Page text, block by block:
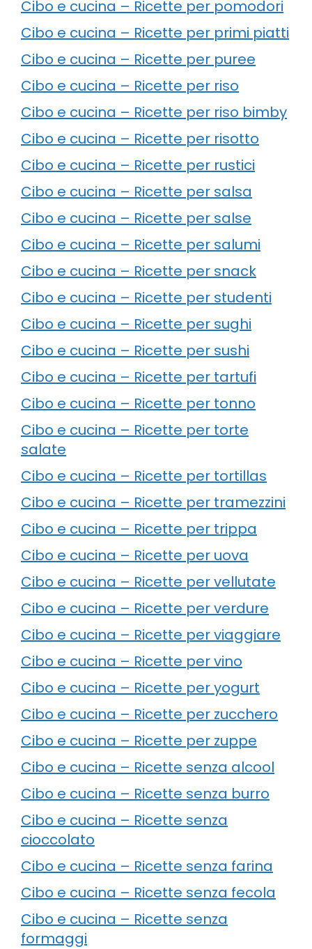
Cibo e cucina – Ricette per pomodori
Cibo e cucina – Ricette per primi piatti
Cibo e cucina – Ricette per puree
Cibo e cucina – Ricette per riso
Cibo e cucina – Ricette per riso bimby
Cibo e cucina – Ricette per risotto
Cibo e cucina – Ricette per rustici
Cibo e cucina – Ricette per salsa
Cibo e cucina – Ricette per salse
Cibo e cucina – Ricette per salumi
Cibo e cucina – Ricette per snack
Cibo e cucina – Ricette per studenti
Cibo e cucina – Ricette per sughi
Cibo e cucina – Ricette per sushi
Cibo e cucina – Ricette per tartufi
Cibo e cucina – Ricette per tonno
Cibo e cucina – Ricette per torte
salate
Cibo e cucina – Ricette per tortillas
Cibo e cucina – Ricette per tramezzini
Cibo e cucina – Ricette per trippa
Cibo e cucina – Ricette per uova
Cibo e cucina – Ricette per vellutate
Cibo e cucina – Ricette per verdure
Cibo e cucina – Ricette per viaggiare
Cibo e cucina – Ricette per vino
Cibo e cucina – Ricette per yogurt
Cibo e cucina – Ricette per zucchero
Cibo e cucina – Ricette per zuppe
Cibo e cucina – Ricette senza alcool
Cibo e cucina – Ricette senza burro
Cibo e cucina – Ricette senza
cioccolato
Cibo e cucina – Ricette senza farina
Cibo e cucina – Ricette senza fecola
Cibo e cucina – Ricette senza
formaggi